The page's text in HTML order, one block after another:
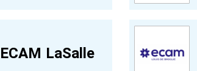
ECAM LaSalle